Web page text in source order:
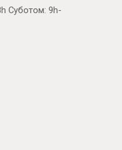
Суботом: 9h-